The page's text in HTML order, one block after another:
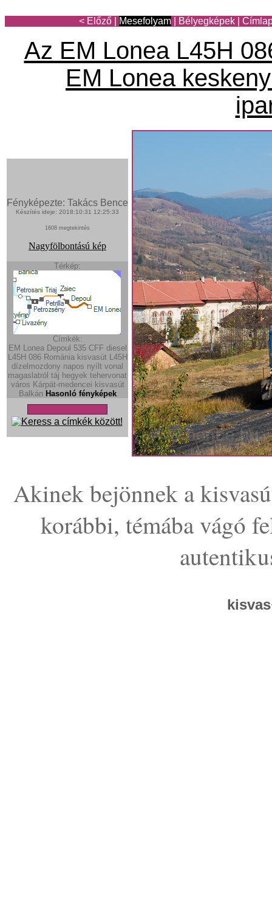
< Előző Mesefolyam Bélyegképek
Az EM Lonea L45H
EM Lonea
Fényképezte: Takács Bence
Készítés ideje: 2018:10:31 12:25:33
1608 megtekintés
Nagyfölbontású kép
Térkép:
Címkék:
EM Lonea Depoul 535 CFF diesel
L45H 086 Románia kisvasút L45H
dízelmozdony napos nyílt vonal
magaslatról táj hegyek tehervonat
város Kárpát-medencei kisvasút
Balkán Hasonló fényképek
Akinek bejönnek a
korábbi, témába vágó